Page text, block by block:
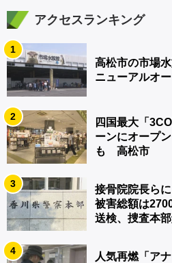
アクセスランキング
1
高松市の市場
ニューアルオ
2
四国最大「
ーンにオープ
も 高松市
3
接骨院院長ら
被害総額は
送検、捜査本
4
人気再燃「ア